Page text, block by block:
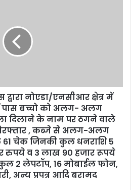
नोएडा/एनसीआर क्षेत्र में
पास बच्चो को अलग- अलग
दिलाने के नाम पर ठगने वाले
, कब्जे से अलग-अलग
चेक जिनकी कुल धनराशि 5
रुपये व 3 लाख 90 हजार रूपये
2 लेपटॉप, 16 मोबाईल फोन,
अन्य प्रपत्र आदि बरामद